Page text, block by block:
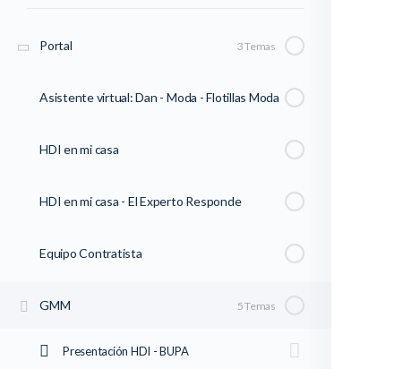
Portal 3 Temas
Asistente virtual: Dan - Moda - Flotillas Moda
HDI en mi casa
HDI en mi casa - El Experto Responde
Equipo Contratista
GMM 5 Temas
Presentación HDI - BUPA